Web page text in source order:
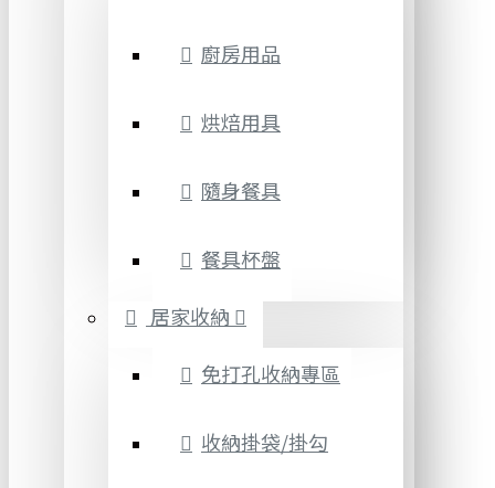
廚房用品
烘焙用具
隨身餐具
餐具杯盤
居家收納
免打孔收納專區
收納掛袋/掛勾